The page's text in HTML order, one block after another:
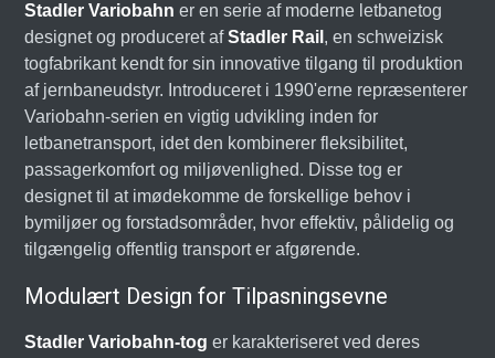
Stadler Variobahn er en serie af moderne letbanetog
designet og produceret afStadler Rail , en schweizisk
togfabrikant kendt for sin innovative tilgang til produktion
af jernbaneudstyr. Introduceret i 1990'erne repræsenterer
Variobahn-serien en vigtig udvikling inden for
letbanetransport, idet den kombinerer fleksibilitet,
passagerkomfort og miljøvenlighed. Disse tog er
designet til at imødekomme de forskellige behov i
bymiljøer og forstadsområder, hvor effektiv, pålidelig og
tilgængelig offentlig transport er afgørende.
Modulært Design for Tilpasningsevne
Stadler Variobahn-tog er karakteriseret ved deres